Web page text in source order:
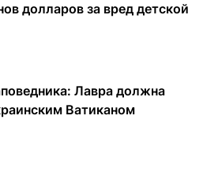
долларов за вред детской
Лавра должна
Ватиканом